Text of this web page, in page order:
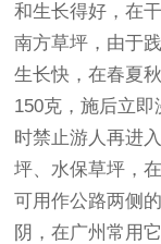
和生长得好，在
南方草坪，由于
生长快，在春夏
150克，施后立
时禁止游人再进
坪、水保草坪，
可用作公路两侧
阴，在广州常用